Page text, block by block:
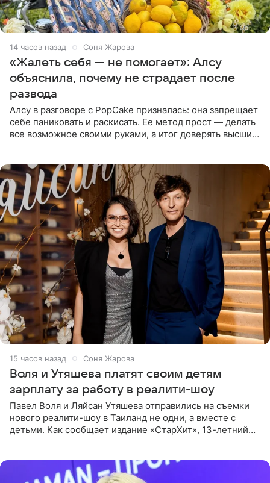
14 часов назад Соня Жарова
«Жалеть себя — не помогает»: Алсу
объяснила, почему не страдает после
развода
Алсу в разговоре с PopCake призналась: она запрещает
себе паниковать и раскисать. Ее метод прост — делать
все возможное своими руками, а итог доверять высшим
15 часов назад Соня Жарова
Воля и Утяшева платят своим детям
зарплату за работу в реалити-шоу
Павел Воля и Ляйсан Утяшева отправились на съемки
нового реалити-шоу в Таиланд не одни, а вместе с
детьми. Как сообщает издание «СтарХит», 13-летний